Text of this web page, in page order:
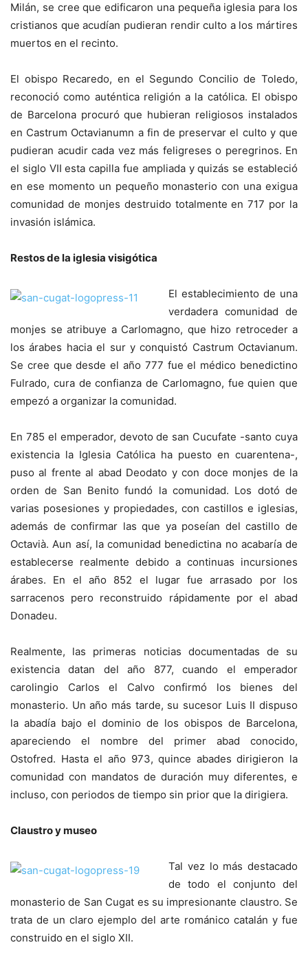
Milán, se cree que edificaron una pequeña iglesia para los
cristianos que acudían pudieran rendir culto a los mártires
muertos en el recinto.
El obispo Recaredo, en el Segundo Concilio de Toledo,
reconoció como auténtica religión a la católica. El obispo
de Barcelona procuró que hubieran religiosos instalados
en Castrum Octavianumn a fin de preservar el culto y que
pudieran acudir cada vez más feligreses o peregrinos. En
el siglo VII esta capilla fue ampliada y quizás se estableció
en ese momento un pequeño monasterio con una exigua
comunidad de monjes destruido totalmente en 717 por la
invasión islámica.
Restos de la iglesia visigótica
El establecimiento de una
verdadera comunidad de
monjes se atribuye a Carlomagno, que hizo retroceder a
los árabes hacia el sur y conquistó Castrum Octavianum.
Se cree que desde el año 777 fue el médico benedictino
Fulrado, cura de confianza de Carlomagno, fue quien que
empezó a organizar la comunidad.
En 785 el emperador, devoto de san Cucufate -santo cuya
existencia la Iglesia Católica ha puesto en cuarentena-,
puso al frente al abad Deodato y con doce monjes de la
orden de San Benito fundó la comunidad. Los dotó de
varias posesiones y propiedades, con castillos e iglesias,
además de confirmar las que ya poseían del castillo de
Octavià. Aun así, la comunidad benedictina no acabaría de
establecerse realmente debido a continuas incursiones
árabes. En el año 852 el lugar fue arrasado por los
sarracenos pero reconstruido rápidamente por el abad
Donadeu.
Realmente, las primeras noticias documentadas de su
existencia datan del año 877, cuando el emperador
carolingio Carlos el Calvo confirmó los bienes del
monasterio. Un año más tarde, su sucesor Luis II dispuso
la abadía bajo el dominio de los obispos de Barcelona,
apareciendo el nombre del primer abad conocido,
Ostofred. Hasta el año 973, quince abades dirigieron la
comunidad con mandatos de duración muy diferentes, e
incluso, con periodos de tiempo sin prior que la dirigiera.
Claustro y museo
Tal vez lo más destacado
de todo el conjunto del
monasterio de San Cugat es su impresionante claustro. Se
trata de un claro ejemplo del arte románico catalán y fue
construido en el siglo XII.